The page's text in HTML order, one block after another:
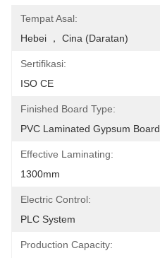
Tempat Asal:
Hebei ， Cina (Daratan)
Sertifikasi:
ISO CE
Finished Board Type:
PVC Laminated Gypsum Board
Effective Laminating:
1300mm
Electric Control:
PLC System
Production Capacity: